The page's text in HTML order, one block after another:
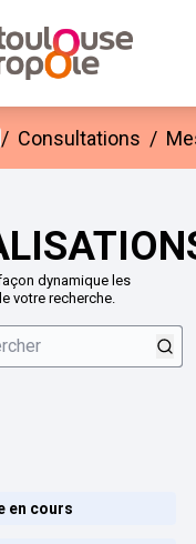
principal
/ Consultations /
dynamique les
votre recherche.
en cours